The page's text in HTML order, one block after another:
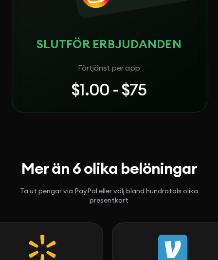
SLUTFÖR ERBJUDANDEN
Förtjänst per app
$1.00 - $75
Mer än 6 olika belöningar
Ta ut pengar via PayPal eller välj bland hundratals olika
presentkort